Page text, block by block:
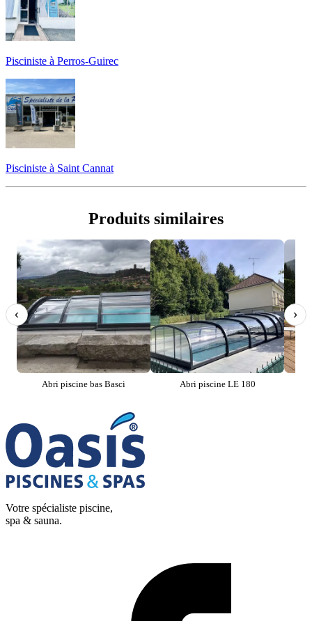
Pisciniste à Perros-Guirec
Pisciniste à Saint Cannat
Produits similaires
‹
Abri piscine bas Basci Abri piscine LE 180
›
Votre spécialiste piscine,
spa & sauna.